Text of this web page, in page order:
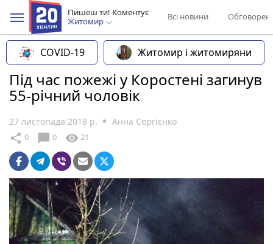
Пишеш ти! Коментує
Житомир
Всі новини
COVID-19 Житомир і житомиряни
Під час пожежі у Коростені загинув
55-річний чоловік
27 листопада 2018 р. Анна Сергієнко
share 0 chat_bubble 0 visibility 21